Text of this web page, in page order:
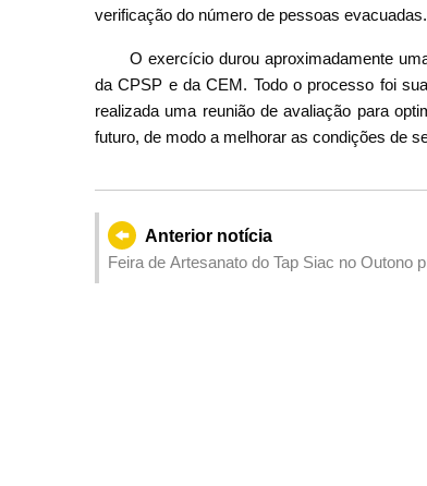
verificação do número de pessoas evacuadas.
O exercício durou aproximadamente
da CPSP e da CEM. Todo o processo foi
realizada uma reunião de avaliação para
futuro, de modo a melhorar as condições de
Anterior notícia
Feira de Artesanato do Tap Siac no Outono